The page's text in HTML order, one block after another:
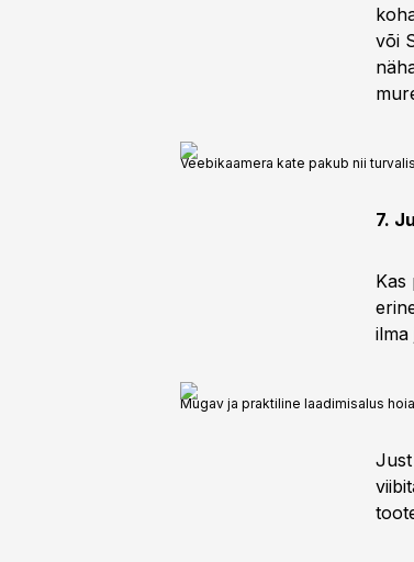
või
Veebikaamera kate pakub nii
7.
Kas
ilma
Mugav ja praktiline laadimisalus
Just